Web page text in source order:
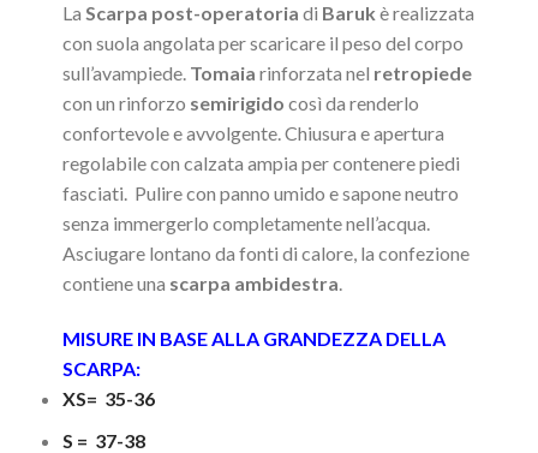
La Scarpa post-operatoria di Baruk è realizzata
con suola angolata per scaricare il peso del corpo
sull’avampiede. Tomaia rinforzata nel retropiede
con un rinforzo semirigido così da renderlo
confortevole e avvolgente. Chiusura e apertura
regolabile con calzata ampia per contenere piedi
fasciati. Pulire con panno umido e sapone neutro
senza immergerlo completamente nell’acqua.
Asciugare lontano da fonti di calore, la confezione
contiene una scarpa ambidestra.
MISURE IN BASE ALLA GRANDEZZA DELLA
SCARPA:
XS= 35-36
S = 37-38